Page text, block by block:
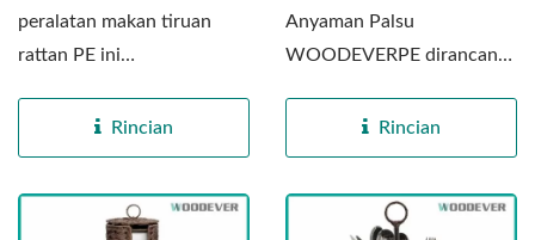
peralatan makan tiruan
rattan PE ini
penampilan yang stylish...
Rincian
Anyaman Palsu
WOODEVERPE dirancang
mengutamakan kualitas...
Rincian